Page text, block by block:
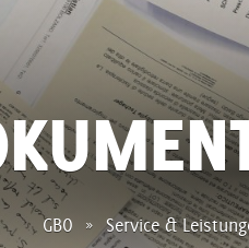
GBO Service &